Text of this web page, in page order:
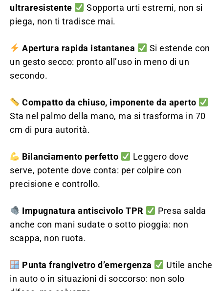
ultraresistente
Sopporta urti estremi, non si
piega, non ti tradisce mai.
Apertura rapida istantanea
Si estende con
un gesto secco: pronto all’uso in meno di un
secondo.
Compatto da chiuso, imponente da aperto
Sta nel palmo della mano, ma si trasforma in 70
cm di pura autorità.
Bilanciamento perfetto
Leggero dove
serve, potente dove conta: per colpire con
precisione e controllo.
Impugnatura antiscivolo TPR
Presa salda
anche con mani sudate o sotto pioggia: non
scappa, non ruota.
Punta frangivetro d’emergenza
Utile anche
in auto o in situazioni di soccorso: non solo